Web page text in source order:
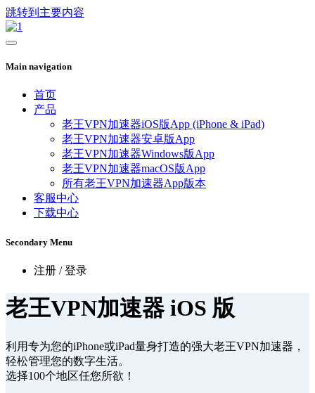
跳转到主要内容
Main navigation
首页
产品
老王VPN加速器iOS版App (iPhone & iPad)
老王VPN加速器安卓版App
老王VPN加速器Windows版App
老王VPN加速器macOS版App
所有老王VPN加速器App版本
客服中心
下载中心
Secondary Menu
注册 / 登录
老王VPN加速器 iOS 版
利用专为您的iPhone或iPad量身打造的强大老王VPN加速器，
轻松管理您的数字生活。
选择100个地区任您所欲！